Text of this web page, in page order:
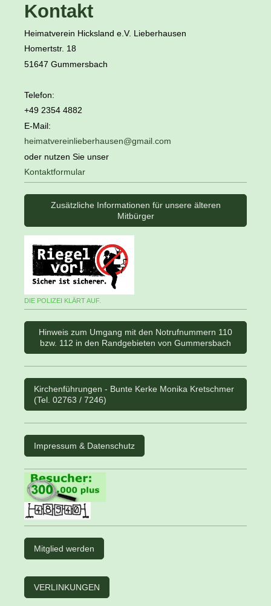
Kontakt
Heimatverein Hicksland e.V. Lieberhausen
Homertstr. 18
51647 Gummersbach
Telefon:
+49 2354 4882
E-Mail:
heimatvereinlieberhausen@gmail.com
oder nutzen Sie unser
Kontaktformular
Zusätzliche Informationen für unsere älteren
Mitbürger
DIE POLIZEI KLÄRT AUF.
Hinweis zum Umgang mit den Notrufnummern 110
bzw. 112 in den Randgebieten von Gummersbach
Kirchenführungen - Bunte Kerke Monika Kretschmer
(Tel. 02763 / 7246)
Impressum & Datenschutz
Mitglied werden
VERLINKUNGEN